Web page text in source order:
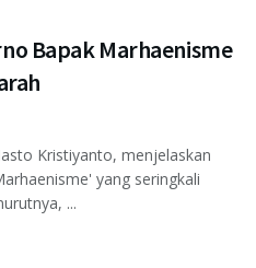
Bapak Marhaenisme
Kristiyanto, menjelaskan
yang seringkali
...